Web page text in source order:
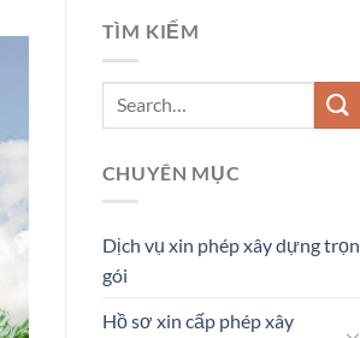
TÌM KIẾM
CHUYÊN MỤC
Dịch vụ xin phép xây dựng trọn
gói
Hồ sơ xin cấp phép xây